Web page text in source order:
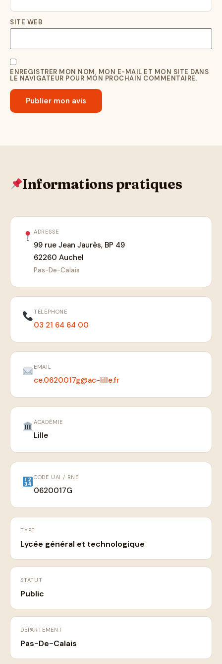
SITE WEB
ENREGISTRER MON NOM, MON E-MAIL ET MON SITE DANS
LE NAVIGATEUR POUR MON PROCHAIN COMMENTAIRE.
Informations pratiques
ADRESSE
99 rue Jean Jaurès, BP 49
62260 Auchel
Pas-De-Calais
TÉLÉPHONE
03 21 64 64 00
EMAIL
ce.0620017g@ac-lille.fr
ACADÉMIE
Lille
CODE UAI / RNE
0620017G
TYPE
Lycée général et technologique
STATUT
Public
DÉPARTEMENT
Pas-De-Calais